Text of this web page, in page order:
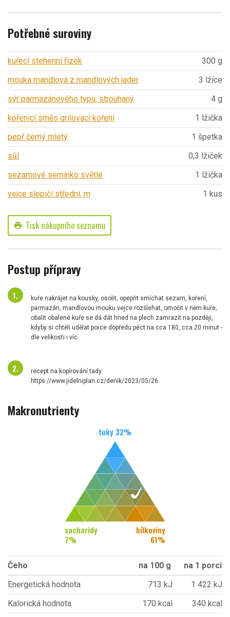
Potřebné suroviny
kuřecí stehenní řízek
300 g
mouka mandlová z mandlových jader
3 lžíce
sýr parmazánového typu, strouhaný
4 g
kořenicí směs grilovací koření
1 lžička
pepř černý mletý
1 špetka
sůl
0,3 lžiček
sezamové semínko světlé
1 lžička
vejce slepičí střední, m
1 kus
print Tisk nákupního seznamu
Postup přípravy
kuře nakrájet na kousky, osolit, opepřit smíchat sezam, koření,
parmazán, mandlovou mouku vejce rozšlehat, omočit v něm kuře,
obalit obalené kuře se dá dát hned na plech zamrazit na později,
kdyby si chtěli udělat porce dopředu péct na cca 180, cca 20 minut -
dle velikosti i víc.
recept na kopírování tady:
https://www.jidelniplan.cz/denik/2023/05/26
Makronutrienty
tuky 32%
sacharidy
7%
bílkoviny
61%
Čeho na 100 g
na 1 porci
Energetická hodnota
713 kJ
1 422 kJ
Kalorická hodnota
170 kcal
340 kcal